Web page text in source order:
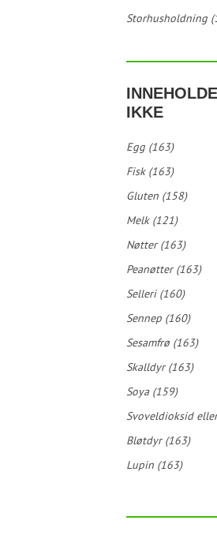
Storhusholdning
IKKE
Egg (163)
Fisk (163)
Gluten (158)
Melk (121)
Nøtter (163)
Peanøtter (163)
Selleri (160)
Sennep (160)
Sesamfrø (163)
Skalldyr (163)
Soya (159)
Svoveldioksid
Bløtdyr (163)
Lupin (163)